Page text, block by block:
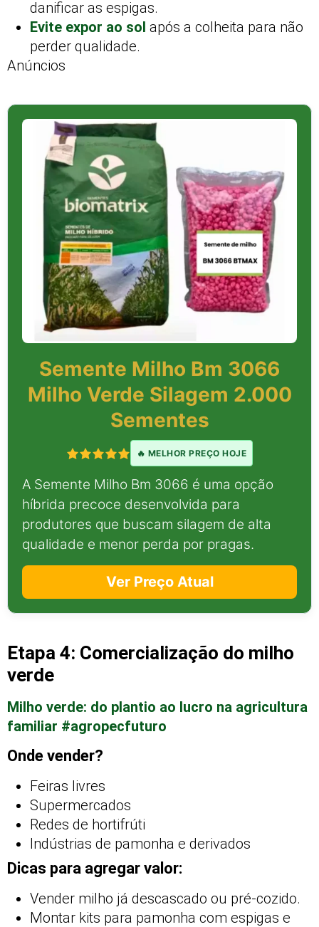
danificar as espigas.
Evite expor ao sol após a colheita para não
perder qualidade.
Anúncios
Semente Milho Bm 3066
Milho Verde Silagem 2.000
Sementes
🔥 MELHOR PREÇO HOJE
A Semente Milho Bm 3066 é uma opção
híbrida precoce desenvolvida para
produtores que buscam silagem de alta
qualidade e menor perda por pragas.
Ver Preço Atual
Etapa 4: Comercialização do milho
verde
Milho verde: do plantio ao lucro na agricultura
familiar #agropecfuturo
Onde vender?
Feiras livres
Supermercados
Redes de hortifrúti
Indústrias de pamonha e derivados
Dicas para agregar valor:
Vender milho já descascado ou pré-cozido.
Montar kits para pamonha com espigas e